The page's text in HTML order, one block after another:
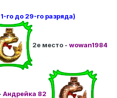
го до 29-го разряда)
2е место - wowan1984
Андрейка 82